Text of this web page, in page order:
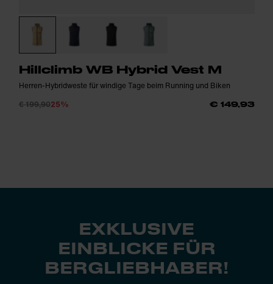
Hillclimb WB Hybrid Vest M
Herren-Hybridweste für windige Tage beim Running und Biken
€ 199,9025% € 149,93
EXKLUSIVE
EINBLICKE FÜR
BERGLIEBHABER!